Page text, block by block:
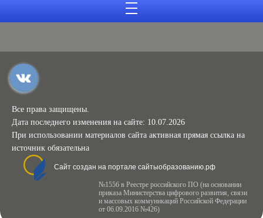
Все права защищены.
Дата последнего изменения на сайте: 10.07.2026
При использовании материалов сайта активная прямая ссылка на
источник обязательна
Сайт создан на портале сайтыобразованию.рф
№1556 в Реестре российского ПО (на основании
приказа Министерства цифрового развития, связи
и массовых коммуникаций Российской Федерации
от 06.09.2016 №426)